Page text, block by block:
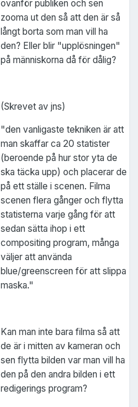
ovanför publiken och sen
zooma ut den så att den är så
långt borta som man vill ha
den? Eller blir "upplösningen"
på människorna då för dålig?
(Skrevet av jns)
"den vanligaste tekniken är att
man skaffar ca 20 statister
(beroende på hur stor yta de
ska täcka upp) och placerar de
på ett ställe i scenen. Filma
scenen flera gånger och flytta
statisterna varje gång för att
sedan sätta ihop i ett
compositing program, många
väljer att använda
blue/greenscreen för att slippa
maska."
Kan man inte bara filma så att
de är i mitten av kameran och
sen flytta bilden var man vill ha
den på den andra bilden i ett
redigerings program?